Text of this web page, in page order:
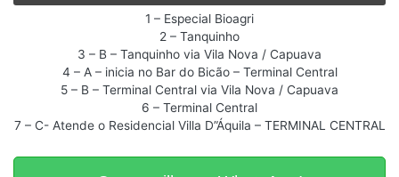
1 – Especial Bioagri
2 – Tanquinho
3 – B – Tanquinho via Vila Nova / Capuava
4 – A – inicia no Bar do Bicão – Terminal Central
5 – B – Terminal Central via Vila Nova / Capuava
6 – Terminal Central
7 – C- Atende o Residencial Villa D”Áquila – TERMINAL CENTRAL